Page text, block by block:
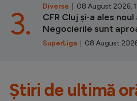
Diverse | 08 August 2026,
CFR Cluj și-a ales
Negocierile sunt
SuperLiga | 08 August
3.
Știri de ultimă